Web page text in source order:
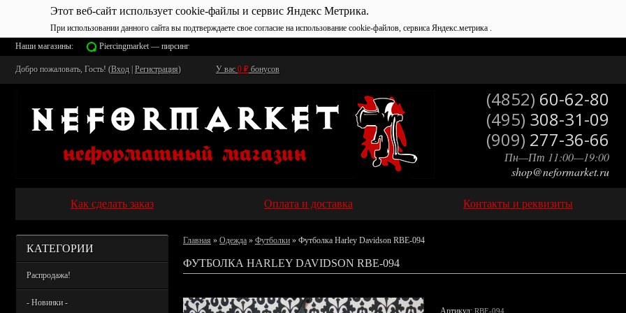
Этот веб-сайт использует cookie-файлы и сервис Яндекс Метрика.
При использовании данного сайта вы подтверждаете свое согласие на использование cookie-файлов, сервиса Яндекс.метрика .
Наши магазины:
Piercingmarket — пирсинг
Добро пожаловать, Гость! (Вход Регистрация) У вас 0 ₽ бонусов
(4852) 60-62-80
(495) 308-31-09
(909) 277-36-66
Пн—Пт 11:00—19:00
shop@neformarket.ru
Как сделать заказ Оплата и доставка Контакты и реквизиты
КАТЕГОРИИ
Распродажа!
- Новинки -
Главная » Одежда » Футболки » Футболка Harley Davidson RBE-094
ФУТБОЛКА HARLEY DAVIDSON RBE-094
Артикул: RBE-094